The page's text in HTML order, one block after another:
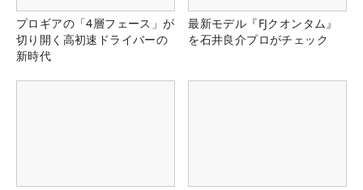
プロギアの「4層フェース」が
切り開く高初速ドライバーの
新時代
最新モデル『FJクオンタム』
を石井良介プロがチェック